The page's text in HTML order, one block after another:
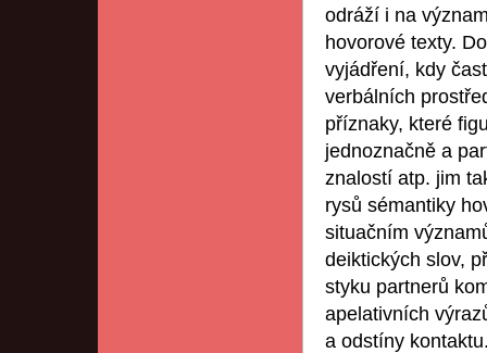
odráží i na
hovorové texty.
vyjádření, kdy
verbálních
příznaky, které
jednoznačně a
znalostí atp. jim
rysů sémantiky
situačním
deiktických slov,
styku partnerů
apelativních
a odstíny